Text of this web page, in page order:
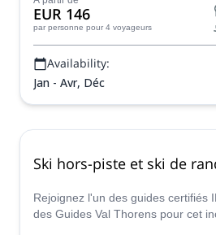
EUR 146
par personne pour 4 voyageurs
Availability:
Jan - Avr, Déc
Ski hors-piste et ski de
Rejoignez l'un des guides certifiés
des Guides Val Thorens pour cet